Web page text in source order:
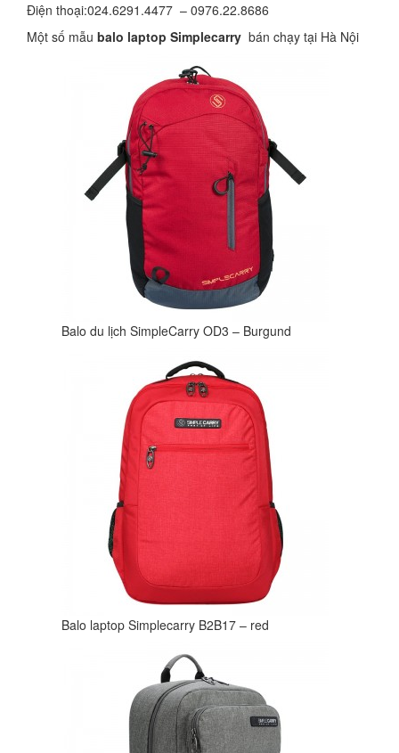
Điện thoại:024.6291.4477 – 0976.22.8686
Một số mẫu balo laptop Simplecarry bán chạy tại Hà Nội
Balo du lịch SimpleCarry OD3 – Burgund
Balo laptop Simplecarry B2B17 – red